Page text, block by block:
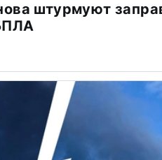
штурмуют